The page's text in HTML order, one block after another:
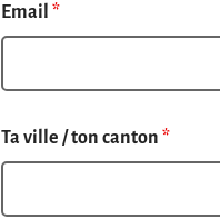
Email *
Ta ville / ton canton *